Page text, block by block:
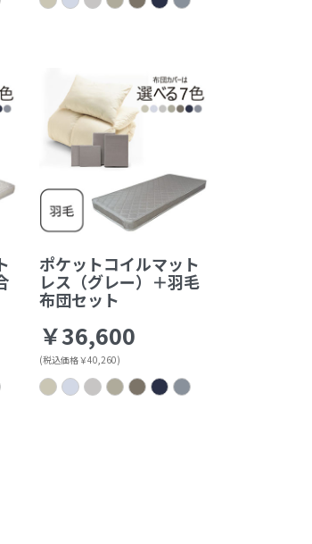
ポケットコイルマット
レス（グレー）＋羽毛
布団セット
￥36,600
(税込価格￥40,260)